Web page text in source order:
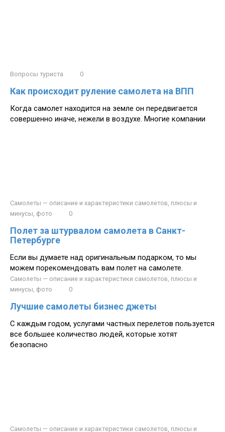
Вопросы туриста 0
Как происходит руление самолета на ВПП
Когда самолет находится на земле он передвигается
совершенно иначе, нежели в воздухе. Многие компании
Самолеты — описание и характеристики самолетов, плюсы и
минусы, фото
0
Полет за штурвалом самолета в Санкт-
Петербурге
Если вы думаете над оригинальным подарком, то мы
можем порекомендовать вам полет на самолете.
Самолеты — описание и характеристики самолетов, плюсы и
минусы, фото
0
Лучшие самолеты бизнес джеты
С каждым годом, услугами частных перелетов пользуется
все большее количество людей, которые хотят
безопасно
Самолеты — описание и характеристики самолетов, плюсы и